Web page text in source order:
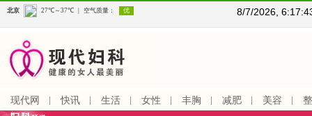
8/7/2026,
现代网 快讯 生活 女性 丰胸 减肥 美容